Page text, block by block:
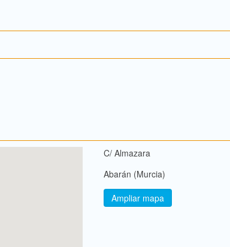
C/ Almazara
Abarán (Murcia)
Ampliar mapa